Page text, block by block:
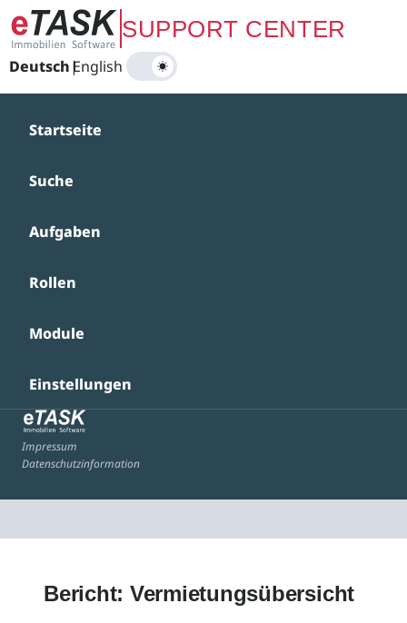
Zum Hauptinhalt springenSUPPORT CENTER
Deutsch|
English
Startseite
Suche
Aufgaben
Rollen
Module
Einstellungen
Impressum
Datenschutzinformation
Bericht: Vermietungsübersicht